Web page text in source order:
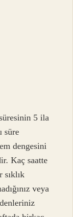
5 ila
süre
dengesini
Kaç saatte
sıklık
veya